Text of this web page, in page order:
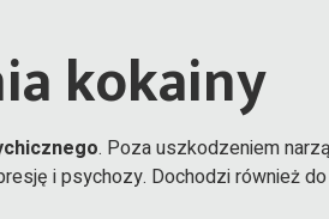
kokainy
. Poza uszkodzeniem
i psychozy. Dochodzi również